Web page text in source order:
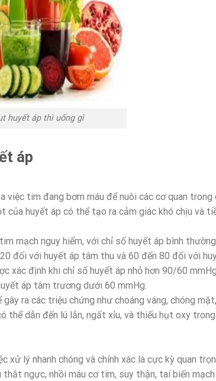
huyết áp thì uống gì
áp
việc tim đang bơm máu để nuôi các cơ quan trong
huyết áp có thể tạo ra cảm giác khó chịu và
mạch nguy hiểm, với chỉ số huyết áp bình
đối với huyết áp tâm thu và 60 đến 80 đối với
xác định khi chỉ số huyết áp nhỏ hơn 90/60
áp tâm trương dưới 60 mmHg.
ra các triệu chứng như choáng váng, chóng
thể dẫn đến lú lẫn, ngất xỉu, và thiếu hụt oxy trong
xử lý nhanh chóng và chính xác là cực kỳ quan
thắt ngực, nhồi máu cơ tim, suy thận, tai biến mạch